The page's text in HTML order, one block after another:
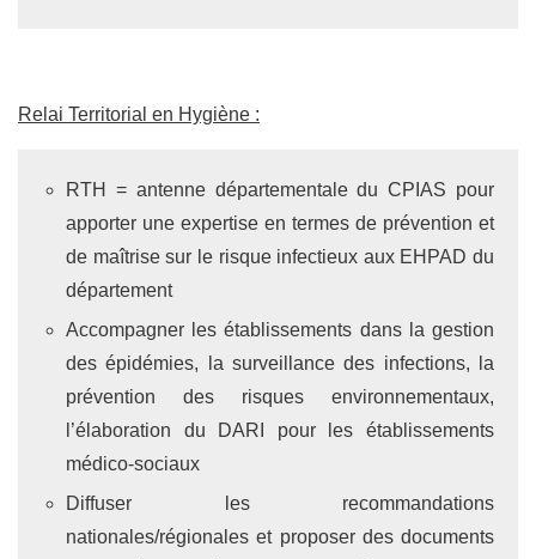
Relai Territorial en Hygiène :
RTH = antenne départementale du CPIAS pour
apporter une expertise en termes de prévention et
de maîtrise sur le risque infectieux aux EHPAD du
département
Accompagner les établissements dans la gestion
des épidémies, la surveillance des infections, la
prévention des risques environnementaux,
l’élaboration du DARI pour les établissements
médico-sociaux
Diffuser les recommandations
nationales/régionales et proposer des documents